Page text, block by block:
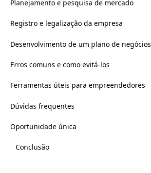
Planejamento e pesquisa de mercado
Registro e legalização da empresa
Desenvolvimento de um plano de negócios
Erros comuns e como evitá-los
Ferramentas úteis para empreendedores
Dúvidas frequentes
Oportunidade única
Conclusão